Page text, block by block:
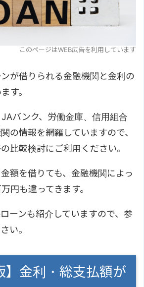
このページはWEB広告を利用しています
が借りられる金融機関と金利の
す。
バンク、労働金庫、信用組合
の情報を網羅していますので、
比較検討にご利用ください。
額を借りても、金融機関によっ
円も違ってきます。
ーンも紹介していますので、参
い。
】金利・総支払額が